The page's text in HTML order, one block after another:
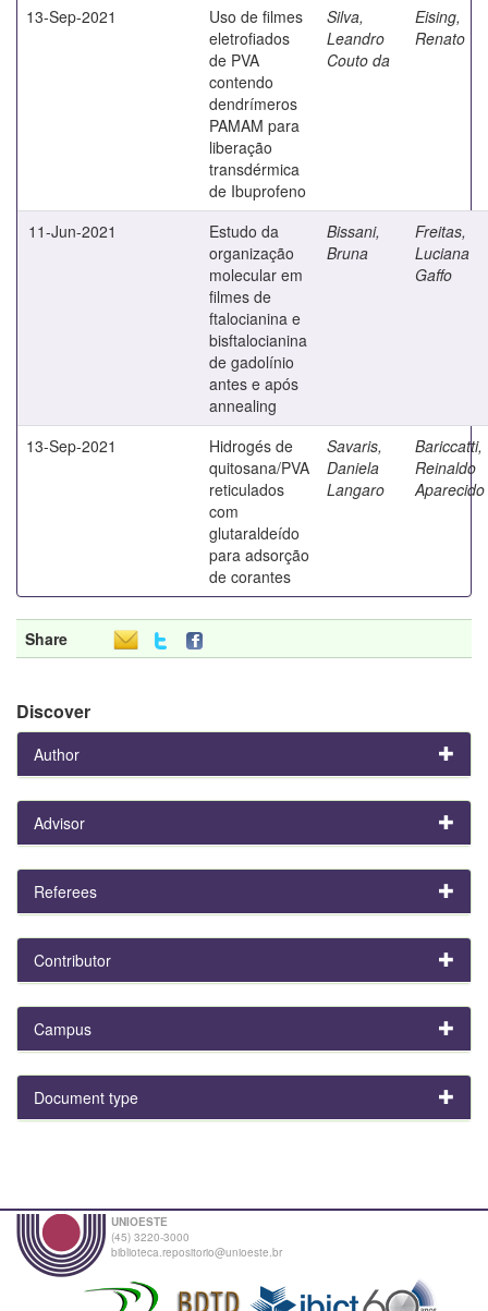
13-Sep-2021
Uso de filmes
eletrofiados
de PVA
contendo
dendrímeros
PAMAM para
liberação
transdérmica
de Ibuprofeno
Silva,
Leandro
Couto da
Eising,
Renato
11-Jun-2021
Estudo da
organização
molecular em
filmes de
ftalocianina e
bisftalocianina
de gadolínio
antes e após
annealing
Bissani,
Bruna
Freitas,
Luciana
Gaffo
13-Sep-2021
Hidrogés de
quitosana/PVA
reticulados
com
glutaraldeído
para adsorção
de corantes
Savaris,
Daniela
Langaro
Bariccatti,
Reinaldo
Aparecido
Share
Discover
Author
Advisor
Referees
Contributor
Campus
Document type
UNIOESTE
(45) 3220-3000
biblioteca.repositorio@unioeste.br